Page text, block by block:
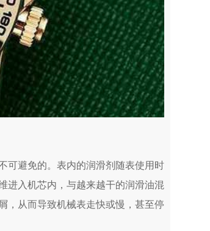
避免的。表内的润滑剂随表使用时
进入机芯内，与越来越干的润滑油混
，从而导致机械表走快或慢，甚至停